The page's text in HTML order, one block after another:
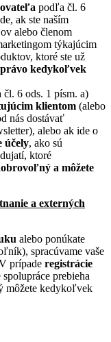
podľa čl. 6
ak ste naším
alebo členom
týkajúcim
ktoré ste už
kedykoľvek
čl. 6 ods. 1 písm. a)
klientom (alebo
nás dostávať
alebo ak ide o
účely, ako sú
ktoré
a môžete
a externých
alebo ponúkate
spracúvame vaše
prípade registrácie
prebieha
môžete kedykoľvek